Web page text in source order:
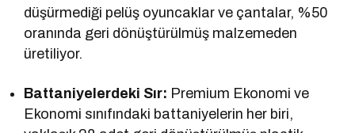
düşürmediği pelüş oyuncaklar ve çantalar, %50
oranında geri dönüştürülmüş malzemeden
üretiliyor.
Battaniyelerdeki Sır: Premium Ekonomi ve
Ekonomi sınıfındaki battaniyelerin her biri,